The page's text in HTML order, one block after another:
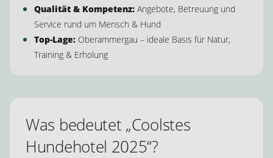
Qualität & Kompetenz: Angebote, Betreuung und
Service rund um Mensch & Hund
Top-Lage: Oberammergau – ideale Basis für Natur,
Training & Erholung
Was bedeutet „Coolstes
Hundehotel 2025“?